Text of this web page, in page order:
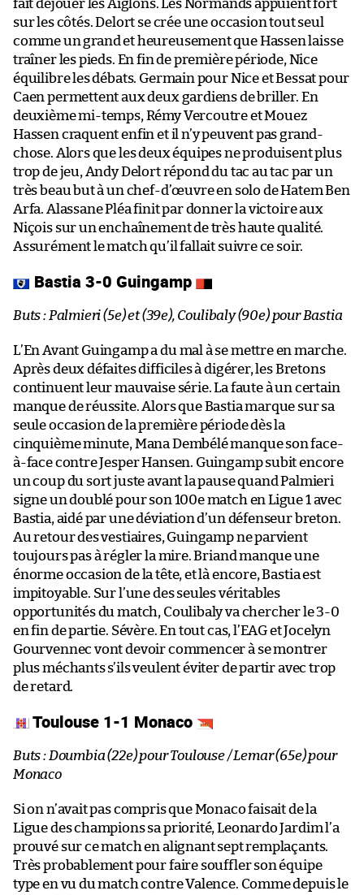
fait déjouer les Aiglons. Les Normands appuient fort
sur les côtés. Delort se crée une occasion tout seul
comme un grand et heureusement que Hassen laisse
traîner les pieds. En fin de première période, Nice
équilibre les débats. Germain pour Nice et Bessat pour
Caen permettent aux deux gardiens de briller. En
deuxième mi-temps, Rémy Vercoutre et Mouez
Hassen craquent enfin et il n’y peuvent pas grand-
chose. Alors que les deux équipes ne produisent plus
trop de jeu, Andy Delort répond du tac au tac par un
très beau but à un chef-d’œuvre en solo de Hatem Ben
Arfa. Alassane Pléa finit par donner la victoire aux
Niçois sur un enchaînement de très haute qualité.
Assurément le match qu’il fallait suivre ce soir.
Bastia 3-0 Guingamp
Buts : Palmieri (5e) et (39e), Coulibaly (90e) pour Bastia
L’En Avant Guingamp a du mal à se mettre en marche.
Après deux défaites difficiles à digérer, les Bretons
continuent leur mauvaise série. La faute à un certain
manque de réussite. Alors que Bastia marque sur sa
seule occasion de la première période dès la
cinquième minute, Mana Dembélé manque son face-
à-face contre Jesper Hansen. Guingamp subit encore
un coup du sort juste avant la pause quand Palmieri
signe un doublé pour son 100e match en Ligue 1 avec
Bastia, aidé par une déviation d’un défenseur breton.
Au retour des vestiaires, Guingamp ne parvient
toujours pas à régler la mire. Briand manque une
énorme occasion de la tête, et là encore, Bastia est
impitoyable. Sur l’une des seules véritables
opportunités du match, Coulibaly va chercher le 3-0
en fin de partie. Sévère. En tout cas, l’EAG et Jocelyn
Gourvennec vont devoir commencer à se montrer
plus méchants s’ils veulent éviter de partir avec trop
de retard.
Toulouse 1-1 Monaco
Buts : Doumbia (22e) pour Toulouse / Lemar (65e) pour
Monaco
Si on n’avait pas compris que Monaco faisait de la
Ligue des champions sa priorité, Leonardo Jardim l’a
prouvé sur ce match en alignant sept remplaçants.
Très probablement pour faire souffler son équipe
type en vu du match contre Valence. Comme depuis le